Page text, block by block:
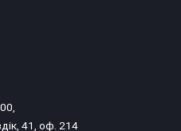
41, оф. 214